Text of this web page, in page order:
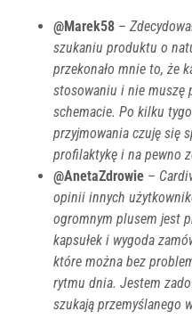
@Marek58 –
szukaniu produktu o
przekonało mnie to, że
stosowaniu i nie muszę
schemacie. Po kilku
przyjmowania czuję się
profilaktykę i na pewno
@AnetaZdrowie –
opinii innych
ogromnym plusem jest
kapsułek i wygoda
które można bez
rytmu dnia. Jestem
szukają przemyślanego